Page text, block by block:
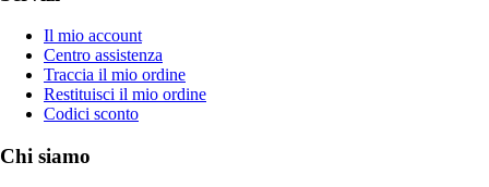
Il mio account
Centro assistenza
Traccia il mio ordine
Restituisci il mio ordine
Codici sconto
Chi siamo